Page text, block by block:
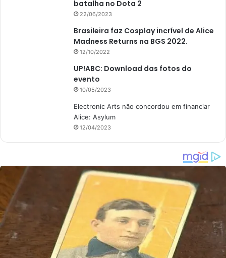
batalha no Dota 2
22/06/2023
Brasileira faz Cosplay incrível de Alice
Madness Returns na BGS 2022.
12/10/2022
UP!ABC: Download das fotos do
evento
10/05/2023
Electronic Arts não concordou em financiar
Alice: Asylum
12/04/2023